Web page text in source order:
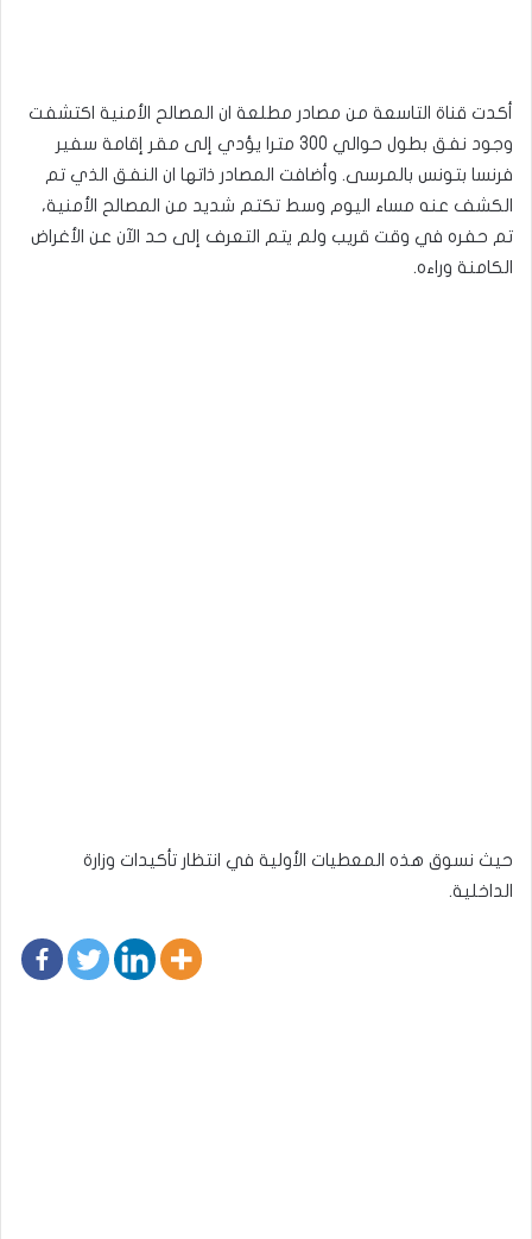
أكدت قناة التاسعة من مصادر مطلعة ان المصالح الأمنية اكتشفت
وجود نفق بطول حوالي 300 مترا يؤدي إلى مقر إقامة سفير
فرنسا بتونس بالمرسى. وأضافت المصادر ذاتها ان النفق الذي تم
الكشف عنه مساء اليوم وسط تكتم شديد من المصالح الأمنية،
تم حفره في وقت قريب ولم يتم التعرف إلى حد الآن عن الأغراض
الكامنة وراءه.
حيث نسوق هذه المعطيات الأولية في انتظار تأكيدات وزارة
الداخلية.